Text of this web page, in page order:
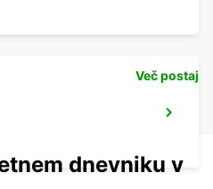
Več postaj
dnevniku v